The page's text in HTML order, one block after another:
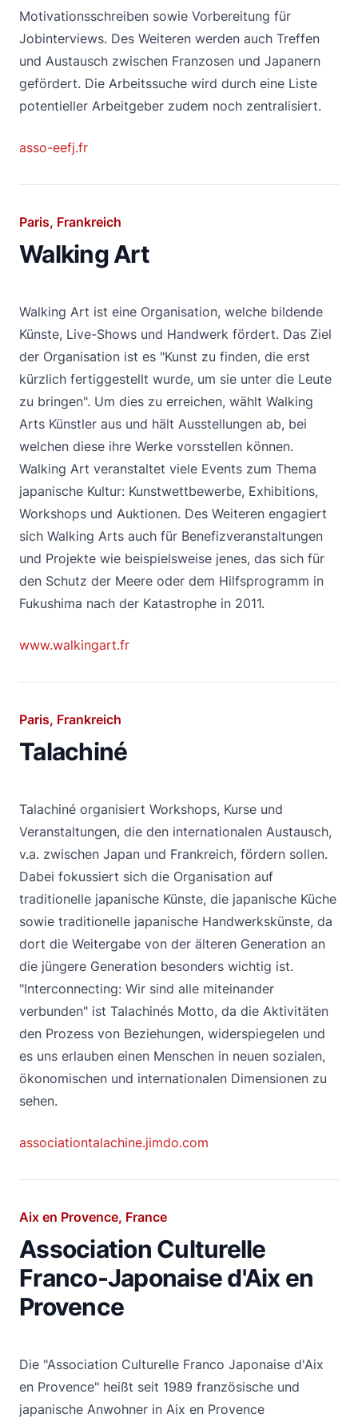
Motivationsschreiben sowie Vorbereitung für
Jobinterviews. Des Weiteren werden auch Treffen
und Austausch zwischen Franzosen und Japanern
gefördert. Die Arbeitssuche wird durch eine Liste
potentieller Arbeitgeber zudem noch zentralisiert.
asso-eefj.fr
Paris, Frankreich
Walking Art
Walking Art ist eine Organisation, welche bildende
Künste, Live-Shows und Handwerk fördert. Das Ziel
der Organisation ist es "Kunst zu finden, die erst
kürzlich fertiggestellt wurde, um sie unter die Leute
zu bringen". Um dies zu erreichen, wählt Walking
Arts Künstler aus und hält Ausstellungen ab, bei
welchen diese ihre Werke vorsstellen können.
Walking Art veranstaltet viele Events zum Thema
japanische Kultur: Kunstwettbewerbe, Exhibitions,
Workshops und Auktionen. Des Weiteren engagiert
sich Walking Arts auch für Benefizveranstaltungen
und Projekte wie beispielsweise jenes, das sich für
den Schutz der Meere oder dem Hilfsprogramm in
Fukushima nach der Katastrophe in 2011.
www.walkingart.fr
Paris, Frankreich
Talachiné
Talachiné organisiert Workshops, Kurse und
Veranstaltungen, die den internationalen Austausch,
v.a. zwischen Japan und Frankreich, fördern sollen.
Dabei fokussiert sich die Organisation auf
traditionelle japanische Künste, die japanische Küche
sowie traditionelle japanische Handwerkskünste, da
dort die Weitergabe von der älteren Generation an
die jüngere Generation besonders wichtig ist.
"Interconnecting: Wir sind alle miteinander
verbunden" ist Talachinés Motto, da die Aktivitäten
den Prozess von Beziehungen, widerspiegelen und
es uns erlauben einen Menschen in neuen sozialen,
ökonomischen und internationalen Dimensionen zu
sehen.
associationtalachine.jimdo.com
Aix en Provence, France
Association Culturelle
Franco-Japonaise d'Aix en
Provence
Die "Association Culturelle Franco Japonaise d'Aix
en Provence" heißt seit 1989 französische und
japanische Anwohner in Aix en Provence